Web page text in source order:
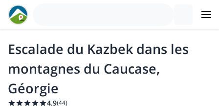
Escalade du Kazbek dans les
montagnes du Caucase,
Géorgie
4.9(44)